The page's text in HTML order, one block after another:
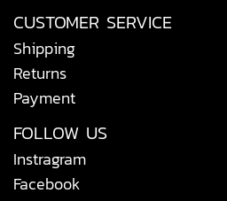
CUSTOMER SERVICE
Shipping
Returns
Payment
FOLLOW US
Instragram
Facebook